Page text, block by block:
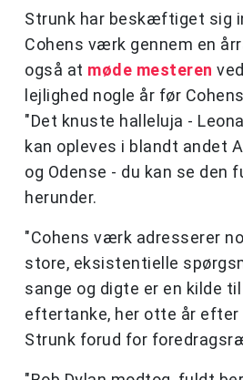
Strunk har beskæftiget sig
Cohens værk gennem en
også at møde mesteren
lejlighed nogle år før
"Det knuste halleluja -
kan opleves i blandt andet
og Odense - du kan se den
herunder.
"Cohens værk adresserer
store, eksistentielle
sange og digte er en kilde
eftertanke, her otte år efter
Strunk forud for